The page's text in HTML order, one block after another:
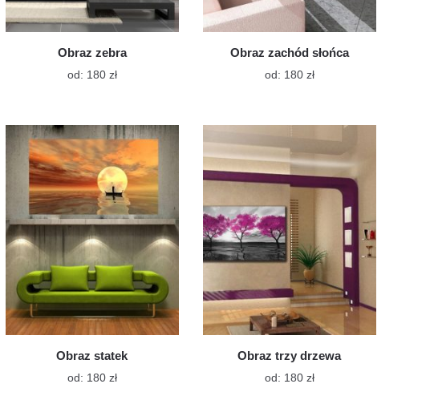
Obraz zebra
od: 180 złTen
wiele
wariantów.
Opcje
można
wybrać
na
stronie
produktu
Obraz zachód słońca
od: 180 złTen
wiele
wariantów.
Opcje
można
wybrać
stronie
produktu
Obraz statek
od: 180 złTen
Obraz trzy drzewa
od: 180 złTen